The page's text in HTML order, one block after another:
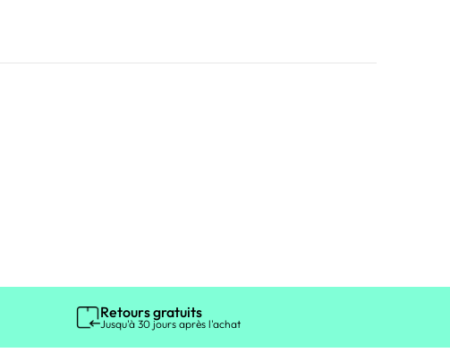
Retours gratuits
Jusqu'à 30 jours après l'achat